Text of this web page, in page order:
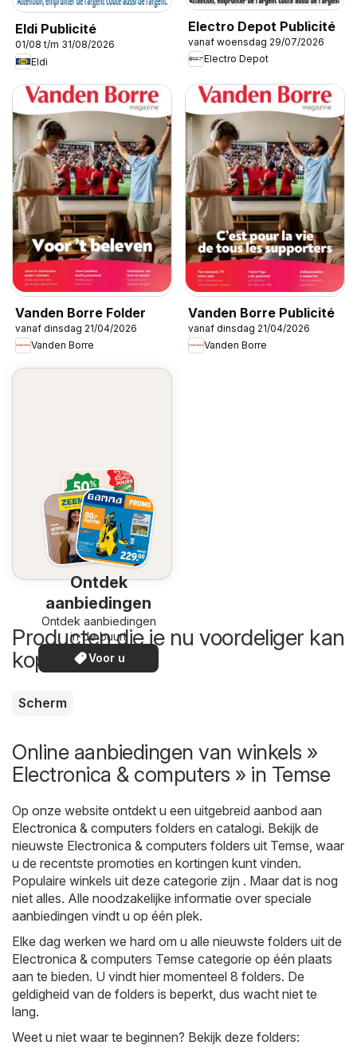
Eldi Publicité
01/08 t/m 31/08/2026
Eldi
Electro Depot Publicité
vanaf woensdag 29/07/2026
Electro Depot
Vanden Borre Folder
vanaf dinsdag 21/04/2026
Vanden Borre
Vanden Borre Publicité
vanaf dinsdag 21/04/2026
Vanden Borre
Ontdek
aanbiedingen
Ontdek aanbiedingen
in de buurt
Voor u
Producten die je nu voordeliger kan
kopen
Scherm
Online aanbiedingen van winkels »
Electronica & computers » in Temse
Op onze website ontdekt u een uitgebreid aanbod aan
Electronica & computers folders en catalogi. Bekijk de
nieuwste Electronica & computers folders uit Temse, waar
u de recentste promoties en kortingen kunt vinden.
Populaire winkels uit deze categorie zijn . Maar dat is nog
niet alles. Alle noodzakelijke informatie over speciale
aanbiedingen vindt u op één plek.
Elke dag werken we hard om u alle nieuwste folders uit de
Electronica & computers Temse categorie op één plaats
aan te bieden. U vindt hier momenteel 8 folders. De
geldigheid van de folders is beperkt, dus wacht niet te
lang.
Weet u niet waar te beginnen? Bekijk deze folders: